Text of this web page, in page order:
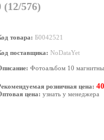
576)
товара: Б0042521
поставщика: NoDataYet
Фотоальбом 10
розничная цена:
цена: узнать у менеджера